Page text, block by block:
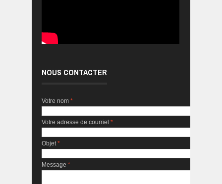
NOUS CONTACTER
Votre nom *
Votre adresse de courriel *
Objet*
Message *